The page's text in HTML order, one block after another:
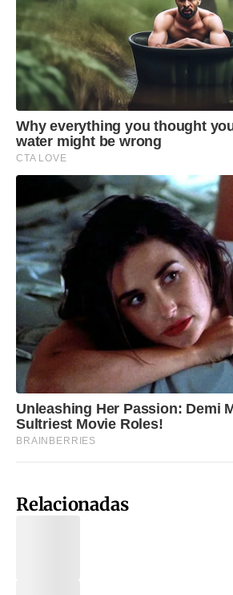
Relacionadas